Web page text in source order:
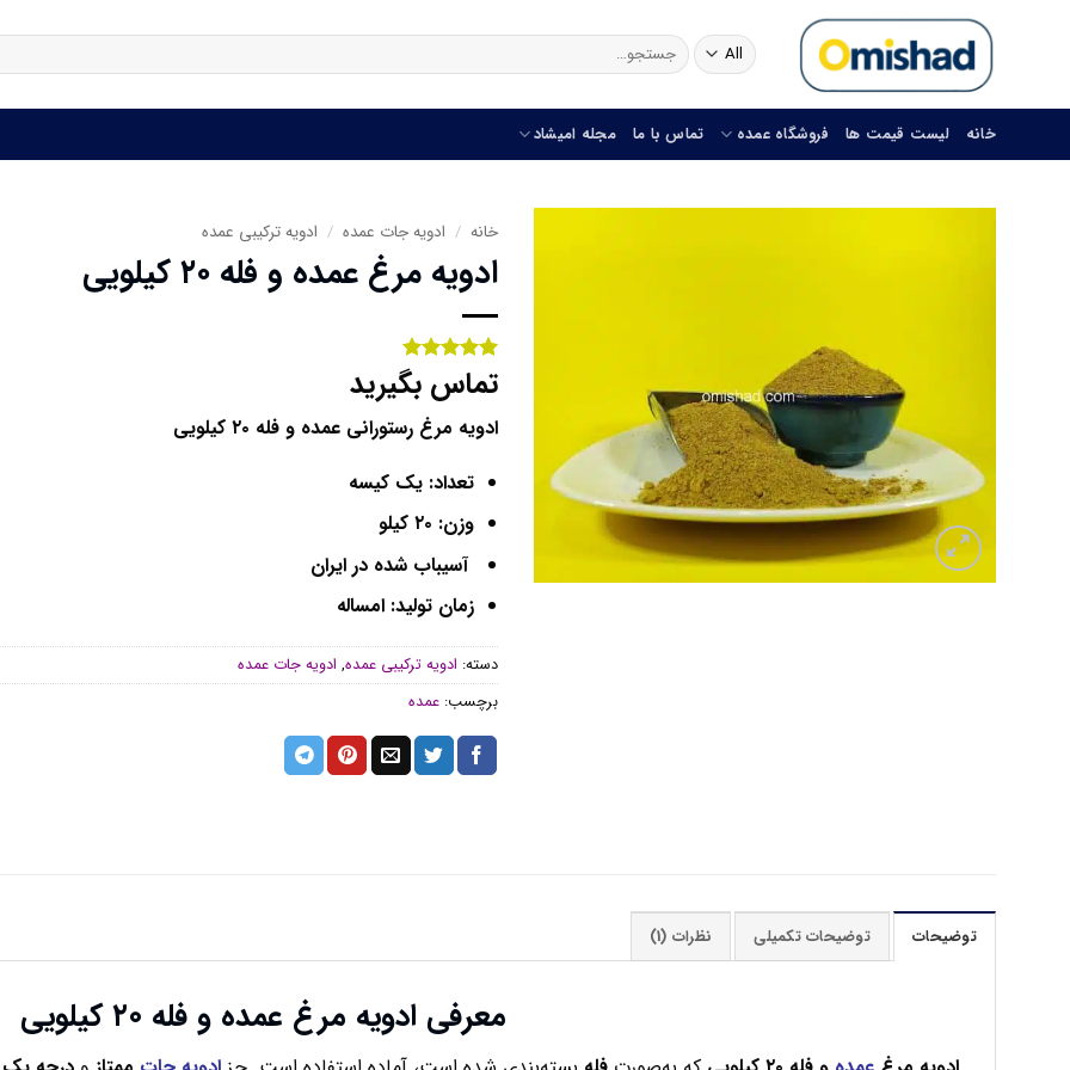
جستجو
برای:
خانه لیست قیمت ها فروشگاه عمده تماس با ما مجله امیشاد
خانه / ادویه جات عمده / ادویه ترکیبی عمده
ادویه مرغ عمده و فله ۲۰ کیلویی
امتیاز
از
5 امتیاز
1
تماس بگیرید
ادویه مرغ رستورانی عمده و فله ۲۰ کیلویی
تعداد: یک کیسه
وزن: ۲۰ کیلو
آسیباب شده در ایران
زمان تولید: امساله
دسته: ادویه ترکیبی عمده, ادویه جات عمده
برچسب: عمده
توضیحات توضیحات تکمیلی نظرات (1)
معرفی ادویه مرغ عمده و فله ۲۰ کیلویی